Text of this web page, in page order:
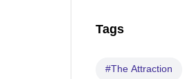
Tags
#The Attraction